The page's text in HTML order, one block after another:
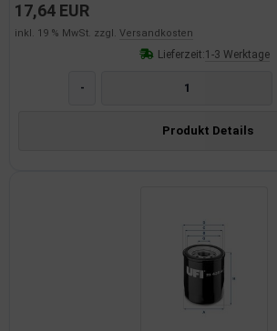
17,64 EUR
inkl. 19 % MwSt. zzgl. Versandkosten
Lieferzeit:1-3 Werktage
-
Produkt Details